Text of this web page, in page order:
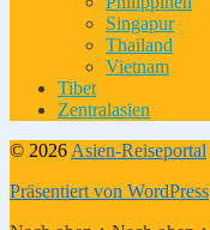
Singapur
Thailand
Vietnam
Tibet
Zentralasien
© 2026 Asien-Reiseportal
Präsentiert von WordPress